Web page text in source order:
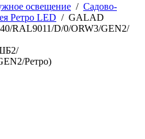
освещение / Садово-
Ретро LED / GALAD
RAL9011/D/0/ORW3/GEN2/
Ретро)